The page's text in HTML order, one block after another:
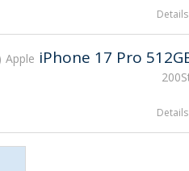
Details
Apple iPhone 17 Pro
Details